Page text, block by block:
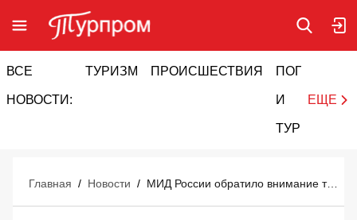
ВСЕ
НОВОСТИ:
ТУРИЗМ ПРОИСШЕСТВИЯ ПОГОДА
И
ТУРИЗМ
ЕЩЕ
Главная / Новости / МИД России обратило внимание туристов на Кению